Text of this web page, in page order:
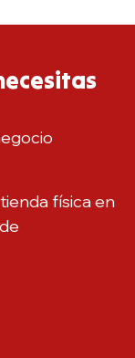
física en